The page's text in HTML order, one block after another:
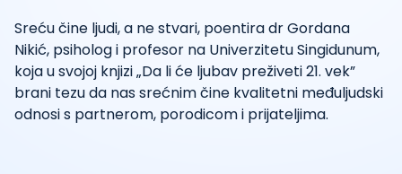
Sreću čine ljudi, a ne stvari, poentira dr Gordana
Nikić, psiholog i profesor na Univerzitetu Singidunum,
koja u svojoj knjizi „Da li će ljubav preživeti 21. vek”
brani tezu da nas srećnim čine kvalitetni međuljudski
odnosi s partnerom, porodicom i prijateljima.